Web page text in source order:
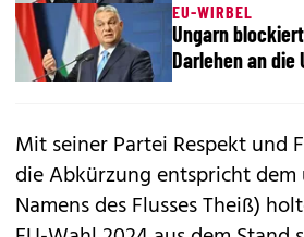
EU-WIRBEL
Ungarn
Darlehen an die
Mit seiner Partei Respekt und
die Abkürzung entspricht dem
Namens des Flusses Theiß)